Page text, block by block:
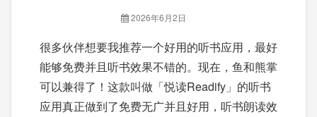
2026年6月2日
很多伙伴想要我推荐一个好用的听书应用，最好
能够免费并且听书效果不错的。现在，鱼和熊掌
可以兼得了！这款叫做「悦读Readify」的听书
应用真正做到了免费无广并且好用，听书朗读效